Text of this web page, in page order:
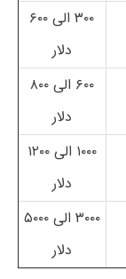
۳۰۰ الی ۶۰۰
دلار
۶۰۰ الی ۸۰۰
دلار
۱۰۰۰ الی ۱۲۰۰
دلار
۳۰۰۰ الی ۵۰۰۰
دلار